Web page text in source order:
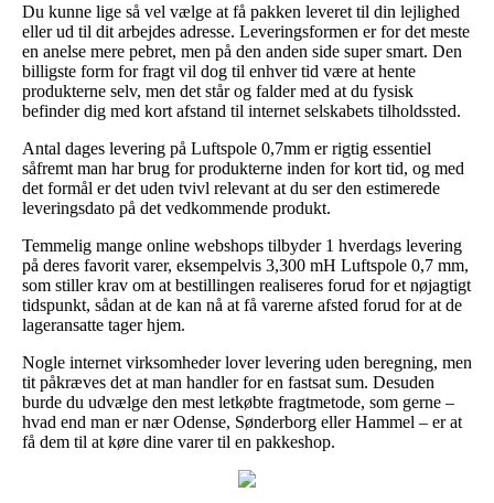
Du kunne lige så vel vælge at få pakken leveret til din lejlighed
eller ud til dit arbejdes adresse. Leveringsformen er for det meste
en anelse mere pebret, men på den anden side super smart. Den
billigste form for fragt vil dog til enhver tid være at hente
produkterne selv, men det står og falder med at du fysisk
befinder dig med kort afstand til internet selskabets tilholdssted.
Antal dages levering på Luftspole 0,7mm er rigtig essentiel
såfremt man har brug for produkterne inden for kort tid, og med
det formål er det uden tvivl relevant at du ser den estimerede
leveringsdato på det vedkommende produkt.
Temmelig mange online webshops tilbyder 1 hverdags levering
på deres favorit varer, eksempelvis 3,300 mH Luftspole 0,7 mm,
som stiller krav om at bestillingen realiseres forud for et nøjagtigt
tidspunkt, sådan at de kan nå at få varerne afsted forud for at de
lageransatte tager hjem.
Nogle internet virksomheder lover levering uden beregning, men
tit påkræves det at man handler for en fastsat sum. Desuden
burde du udvælge den mest letkøbte fragtmetode, som gerne –
hvad end man er nær Odense, Sønderborg eller Hammel – er at
få dem til at køre dine varer til en pakkeshop.